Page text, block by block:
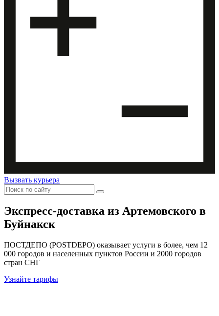
Вызвать курьера
Экспресс-доставка из Артемовского в
Буйнакск
ПОСТДЕПО (POSTDEPO) оказывает услуги в более, чем 12
000 городов и населенных пунктов России и 2000 городов
стран СНГ
Узнайте тарифы